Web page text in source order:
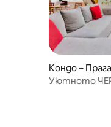
Кондо – Прага
Уютното